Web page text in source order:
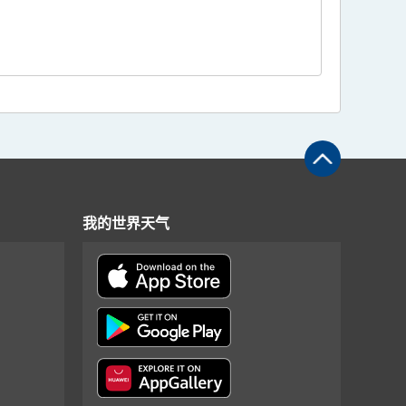
我的世界天气